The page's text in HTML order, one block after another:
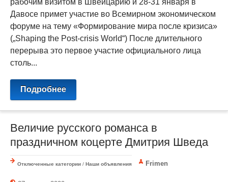
Давосе примет участие во Всемирном экономическом
форуме на тему «Формирование мира после кризиса»
(„Shaping the Post-crisis World“) После длительного
перерыва это первое участие официального лица
столь...
Подробнее
Величие русского романса в
праздничном коцерте Дмитрия Шведа
Отключенные категории / Наши объявления Frimen